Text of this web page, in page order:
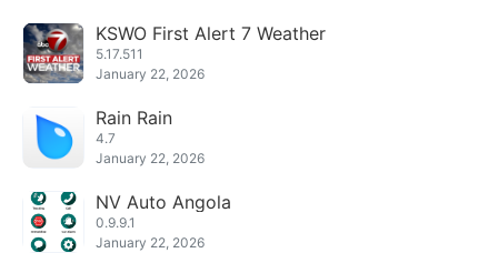
KSWO First Alert 7 Weather
5.17.511
January 22, 2026
Rain Rain
4.7
January 22, 2026
NV Auto Angola
0.9.9.1
January 22, 2026